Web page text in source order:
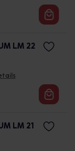
LM 22
LM 21